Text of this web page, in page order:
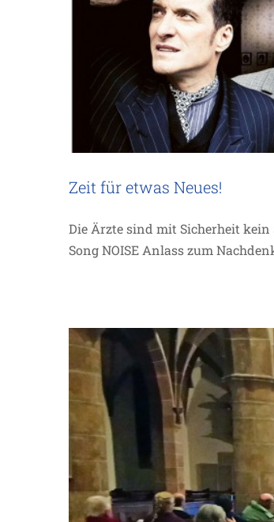
Zeit für etwas Neues!
Die Ärzte sind mit Sicherheit kein
Song NOISE Anlass zum